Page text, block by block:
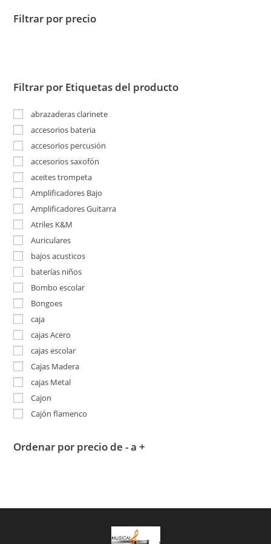
Filtrar por precio
Filtrar por Etiquetas del producto
abrazaderas clarinete
accesorios bateria
accesorios percusión
accesorios saxofón
aceites trompeta
Amplificadores Bajo
Amplificadores Guitarra
Atriles K&M
Auriculares
bajos acusticos
baterías niños
Bombo escolar
Bongoes
caja
cajas Acero
cajas escolar
Cajas Madera
cajas Metal
Cajon
Cajón flamenco
Ordenar por precio de - a +